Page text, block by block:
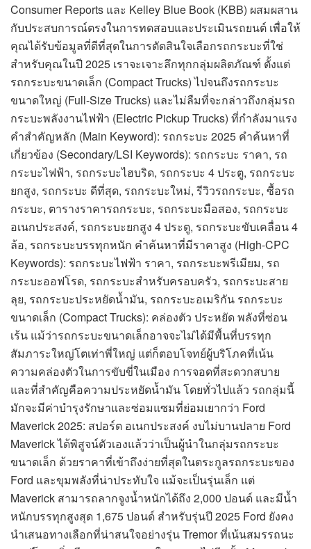
Consumer Reports และ Kelley Blue Book (KBB) ผสมผสาน
กับประสบการณ์ตรงในการทดสอบและประเมินรถยนต์ เพื่อให้
คุณได้รับข้อมูลที่ดีที่สุดในการตัดสินใจเลือกรถกระบะที่ใช่
สำหรับคุณในปี 2025 เราจะเจาะลึกทุกกลุ่มผลิตภัณฑ์ ตั้งแต่
รถกระบะขนาดเล็ก (Compact Trucks) ไปจนถึงรถกระบะ
ขนาดใหญ่ (Full-Size Trucks) และไม่ลืมที่จะกล่าวถึงกลุ่มรถ
กระบะพลังงานไฟฟ้า (Electric Pickup Trucks) ที่กำลังมาแรง
คำสำคัญหลัก (Main Keyword): รถกระบะ 2025 คำค้นหาที่
เกี่ยวข้อง (Secondary/LSI Keywords): รถกระบะ ราคา, รถ
กระบะไฟฟ้า, รถกระบะไฮบริด, รถกระบะ 4 ประตู, รถกระบะ
ยกสูง, รถกระบะ ดีที่สุด, รถกระบะใหม่, รีวิวรถกระบะ, ซื้อรถ
กระบะ, ตารางราคารถกระบะ, รถกระบะมือสอง, รถกระบะ
อเนกประสงค์, รถกระบะยกสูง 4 ประตู, รถกระบะขับเคลื่อน 4
ล้อ, รถกระบะบรรทุกหนัก คำค้นหาที่มีราคาสูง (High-CPC
Keywords): รถกระบะไฟฟ้า ราคา, รถกระบะพรีเมียม, รถ
กระบะออฟโรด, รถกระบะสำหรับครอบครัว, รถกระบะสาย
ลุย, รถกระบะประหยัดน้ำมัน, รถกระบะอเมริกัน รถกระบะ
ขนาดเล็ก (Compact Trucks): คล่องตัว ประหยัด พลังที่ซ่อน
เร้น แม้ว่ารถกระบะขนาดเล็กอาจจะไม่ได้มีพื้นที่บรรทุก
สัมภาระใหญ่โตเท่าพี่ใหญ่ แต่ก็ตอบโจทย์ผู้บริโภคที่เน้น
ความคล่องตัวในการขับขี่ในเมือง การจอดที่สะดวกสบาย
และที่สำคัญคือความประหยัดน้ำมัน โดยทั่วไปแล้ว รถกลุ่มนี้
มักจะมีค่าบำรุงรักษาและซ่อมแซมที่ย่อมเยากว่า Ford
Maverick 2025: สปอร์ต อเนกประสงค์ งบไม่บานปลาย Ford
Maverick ได้พิสูจน์ตัวเองแล้วว่าเป็นผู้นำในกลุ่มรถกระบะ
ขนาดเล็ก ด้วยราคาที่เข้าถึงง่ายที่สุดในตระกูลรถกระบะของ
Ford และขุมพลังที่น่าประทับใจ แม้จะเป็นรุ่นเล็ก แต่
Maverick สามารถลากจูงน้ำหนักได้ถึง 2,000 ปอนด์ และมีน้ำ
หนักบรรทุกสูงสุด 1,675 ปอนด์ สำหรับรุ่นปี 2025 Ford ยังคง
นำเสนอทางเลือกที่น่าสนใจอย่างรุ่น Tremor ที่เน้นสมรรถนะ